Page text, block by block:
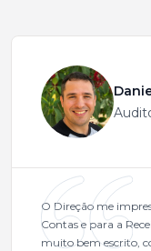
O Direção me
Contas e para a
muito bem escrito,